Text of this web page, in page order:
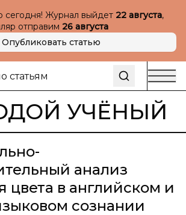
сегодня! Журнал выйдет 22 августа,
отправим 26 августа
Опубликовать статью
УЧЁНЫЙ
анализ
цвета в английском и
сознании